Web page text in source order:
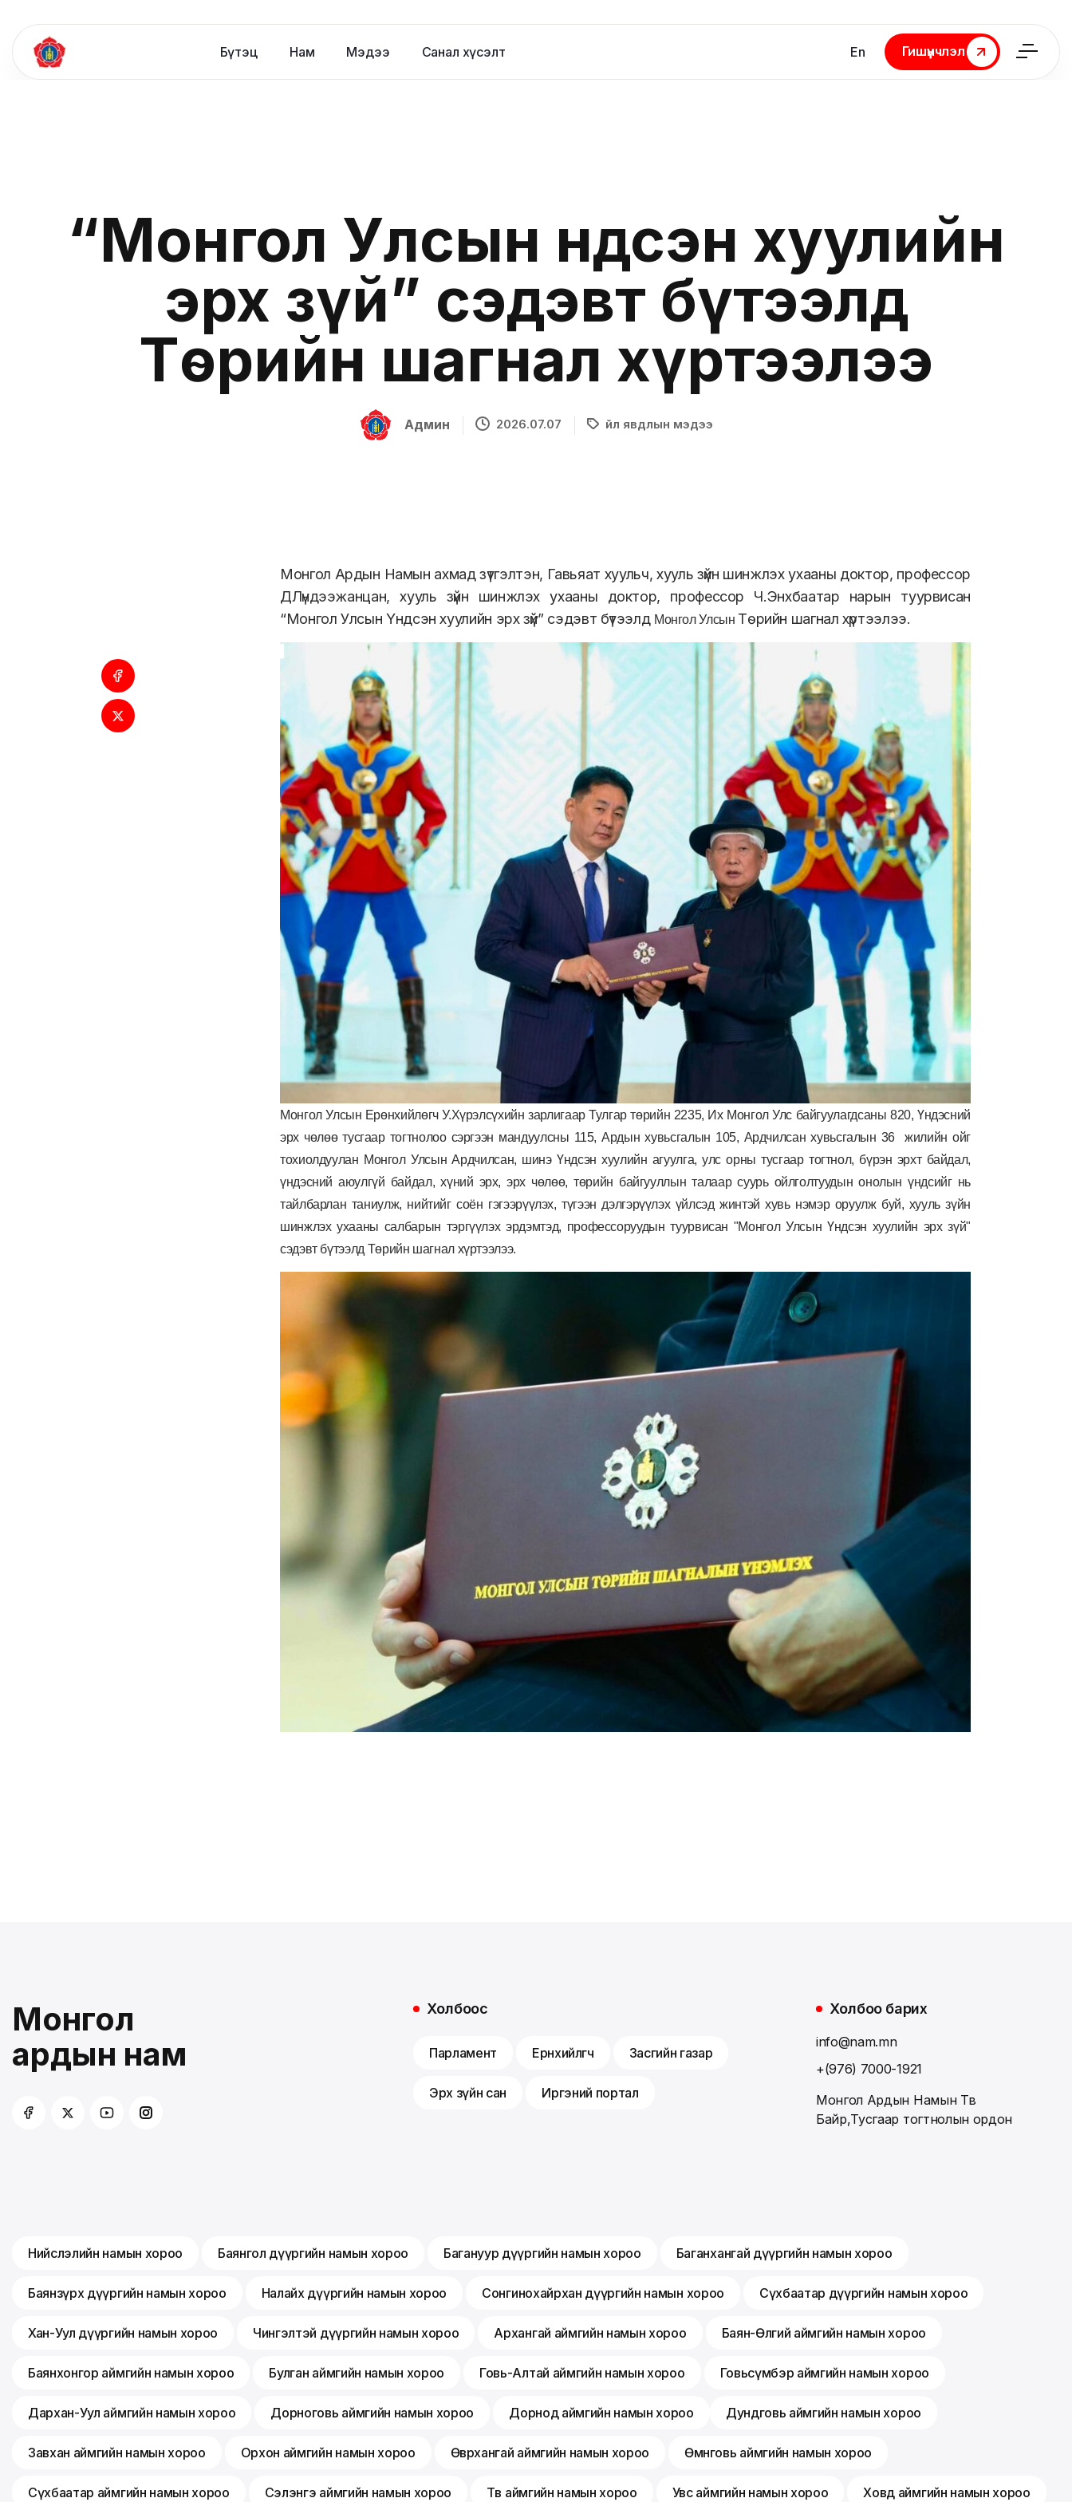
Бүтэц Нам Мэдээ Санал хүсэлт En
Гишүүнчлэл
Гишүүнчлэл
“Монгол Улсын Үндсэн хуулийн
эрх зүй” сэдэвт бүтээлд
Төрийн шагнал хүртээлээ
Админ 2026.07.07 Үйл явдлын мэдээ
Монгол Ардын Намын ахмад зүтгэлтэн, Гавьяат хуульч, хууль зүйн шинжлэх ухааны доктор, профессор
ДЛүндээжанцан, хууль зүйн шинжлэх ухааны доктор, профессор Ч.Энхбаатар нарын туурвисан
“Монгол Улсын Үндсэн хуулийн эрх зүй” сэдэвт бүтээлд Монгол Улсын Төрийн шагнал хүртээлээ.
Монгол Улсын Ерөнхийлөгч У.Хүрэлсүхийн зарлигаар Тулгар төрийн 2235, Их Монгол Улс байгуулагдсаны 820, Үндэсний
эрх чөлөө тусгаар тогтнолоо сэргээн мандуулсны 115, Ардын хувьсгалын 105, Ардчилсан хувьсгалын 36
жилийн ойг
тохиолдуулан Монгол Улсын Ардчилсан, шинэ Үндсэн хуулийн агуулга, улс орны тусгаар тогтнол, бүрэн эрхт байдал,
үндэсний аюулгүй байдал, хүний эрх, эрх чөлөө, төрийн байгууллын талаар суурь ойлголтуудын онолын үндсийг нь
тайлбарлан таниулж, нийтийг соён гэгээрүүлэх, түгээн дэлгэрүүлэх үйлсэд жинтэй хувь нэмэр оруулж буй, хууль зүйн
шинжлэх ухааны салбарын тэргүүлэх эрдэмтэд, профессоруудын туурвисан "Монгол Улсын Үндсэн хуулийн эрх зүй"
сэдэвт бүтээлд Төрийн шагнал хүртээлээ.
Монгол
ардын нам
Холбоос
Парламент Ерөнхийлөгч Засгийн газар
Эрх зүйн сан Иргэний портал
Холбоо барих
info@nam.mn
+(976) 7000-1921
Монгол Ардын Намын Төв
Байр,Тусгаар тогтнолын ордон
Нийслэлийн намын хороо Баянгол дүүргийн намын хороо Багануур дүүргийн намын хороо Баганхангай дүүргийн намын хороо
Баянзүрх дүүргийн намын хороо Налайх дүүргийн намын хороо Сонгинохайрхан дүүргийн намын хороо Сүхбаатар дүүргийн намын хороо
Хан-Уул дүүргийн намын хороо Чингэлтэй дүүргийн намын хороо Архангай аймгийн намын хороо Баян-Өлгий аймгийн намын хороо
Баянхонгор аймгийн намын хороо Булган аймгийн намын хороо Говь-Алтай аймгийн намын хороо Говьсүмбэр аймгийн намын хороо
Дархан-Уул аймгийн намын хороо Дорноговь аймгийн намын хороо Дорнод аймгийн намын хороо Дундговь аймгийн намын хороо
Завхан аймгийн намын хороо Орхон аймгийн намын хороо Өвөрхангай аймгийн намын хороо Өмнөговь аймгийн намын хороо
Сүхбаатар аймгийн намын хороо Сэлэнгэ аймгийн намын хороо Төв аймгийн намын хороо Увс аймгийн намын хороо Ховд аймгийн намын хороо